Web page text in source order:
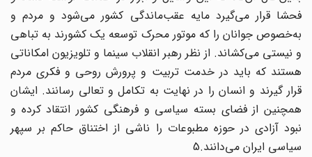
فحشا قرار می‌گیرد مایه عقب‌ماندگی کشور می‌شود و مردم و
به‌خصوص جوانان را که موتور محرک توسعه یک کشورند به تباهی
و نیستی می‌کشاند. از نظر رهبر انقلاب سینما و تلویزیون امکاناتی
هستند که باید در خدمت تربیت و پرورش روحی و فکری مردم
قرار گیرند و انسان را در نهایت به تکامل و تعالی رسانند. ایشان
همچنین از فضای بسته سیاسی و فرهنگی کشور انتقاد کرده و
نبود آزادی در حوزه مطبوعات را ناشی از اختناق حاکم بر سپهر
سیاسی ایران می‌دانند.5